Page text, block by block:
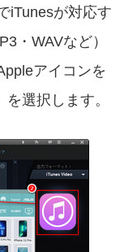
iTunesが対応す
・WAVなど）
アイコンを
選択します。